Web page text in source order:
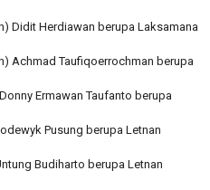
Didit Herdiawan berupa Laksamana
Achmad Taufiqoerrochman berupa
Ermawan Taufanto berupa
Pusung berupa Letnan
Budiharto berupa Letnan